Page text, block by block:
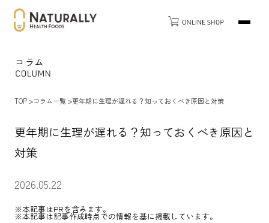
コラム
TOP コラム一覧 更年期に生理が遅れる？知っておくべき原因と対策
更年期に生理が遅れる？知っておくべき原因と
対策
2026.05.22
※本記事はPRを含みます。
※本記事は記事作成時点での情報を基に掲載しています。